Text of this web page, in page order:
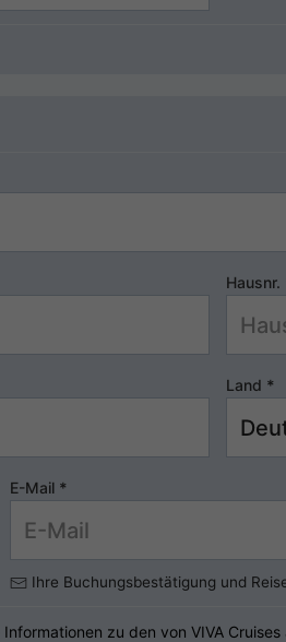
Hausnr.
Land *
E-Mail *
Ihre Buchungsbestätigung und
zu den von VIVA